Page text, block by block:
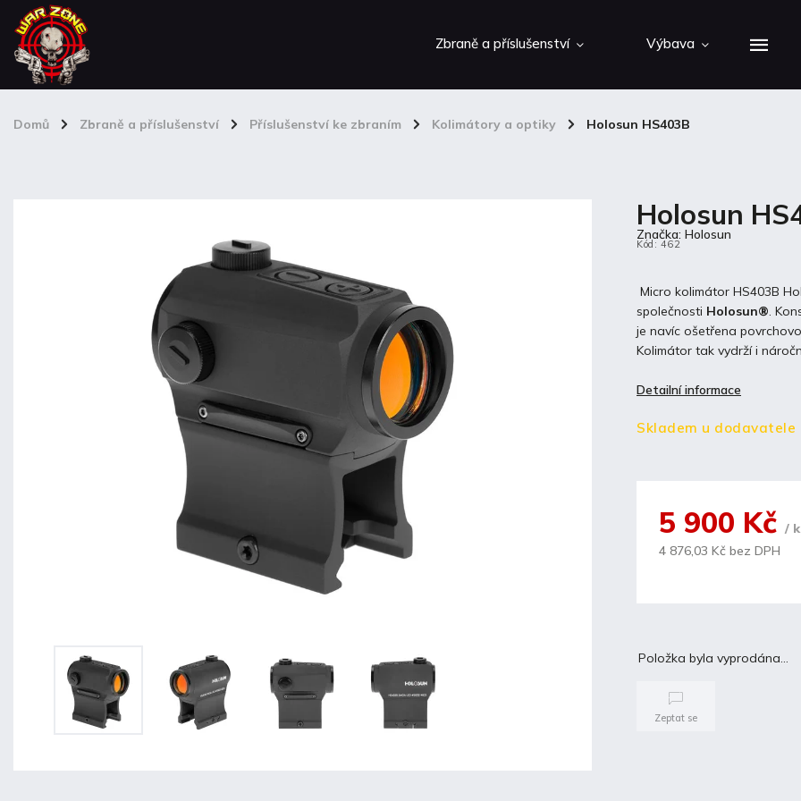
Zbraně a příslušenství Výbava
Domů / Zbraně a příslušenství / Příslušenství ke zbraním / Kolimátory a optiky / Holosun HS403B
Holosun
Kód: 462
Micro kolimátor HS403B
společnosti Holosun®.
je navíc ošetřena
Kolimátor tak vydrží i
Detailní informace
Značka:Holosun
Skladem u dodavatele
5 900 Kč/
4 876,03 Kč bez DPH
Položka byla vyprodána…
Zeptat se